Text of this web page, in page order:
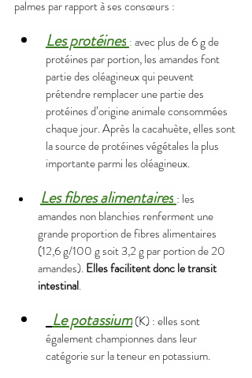
palmes par rapport à ses consœurs :
Les protéines : avec plus de 6 g de
protéines par portion, les amandes font
partie des oléagineux qui peuvent
prétendre remplacer une partie des
protéines d’origine animale consommées
chaque jour. Après la cacahuète, elles sont
la source de protéines végétales la plus
importante parmi les oléagineux.
Les fibres alimentaires : les
amandes non blanchies renferment une
grande proportion de fibres alimentaires
(12,6 g/100 g soit 3,2 g par portion de 20
amandes). Elles facilitent donc le transit
intestinal.
Le potassium(K) : elles sont
également championnes dans leur
catégorie sur la teneur en potassium.